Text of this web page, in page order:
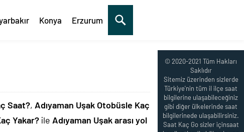
Konya Erzurum
Saat?, Adıyaman Uşak Otobüsle Kaç
Yakar? ile Adıyaman Uşak arası yol
© 2020-2021 Tüm Hakları
Saklıdır
Sitemiz üzerinden sizlerde
Türkiye'nin tüm il ilçe saat
bilgilerine ulaşabileceğiniz
gibi diğer ülkelerinde saat
bilgilerinede ulaşabilirsiniz.
Saat Kaç Go sizler içinsaat